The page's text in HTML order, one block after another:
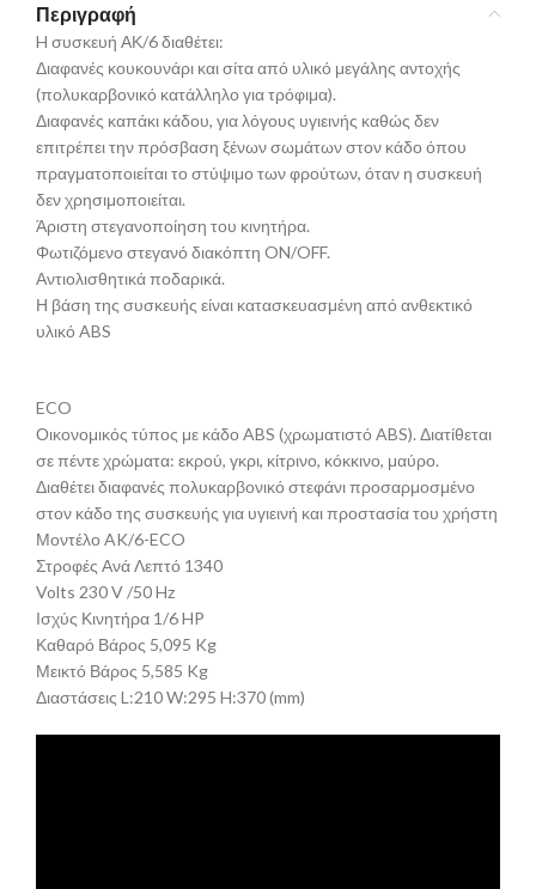
Περιγραφή
H συσκευή ΑΚ/6 διαθέτει:
Διαφανές κουκουνάρι και σίτα από υλικό μεγάλης αντοχής
(πολυκαρβονικό κατάλληλο για τρόφιμα).
Διαφανές καπάκι κάδου, για λόγους υγιεινής καθώς δεν
επιτρέπει την πρόσβαση ξένων σωμάτων στον κάδο όπου
πραγματοποιείται το στύψιμο των φρούτων, όταν η συσκευή
δεν χρησιμοποιείται.
Άριστη στεγανοποίηση του κινητήρα.
Φωτιζόμενο στεγανό διακόπτη ON/OFF.
Αντιολισθητικά ποδαρικά.
Η βάση της συσκευής είναι κατασκευασμένη από ανθεκτικό
υλικό ABS
ECO
Οικονομικός τύπος με κάδο ABS (χρωματιστό ABS). Διατίθεται
σε πέντε χρώματα: εκρού, γκρι, κίτρινο, κόκκινο, μαύρο.
Διαθέτει διαφανές πολυκαρβονικό στεφάνι προσαρμοσμένο
στον κάδο της συσκευής για υγιεινή και προστασία του χρήστη
Μοντέλο AK/6-ECO
Στροφές Ανά Λεπτό 1340
Volts 230 V /50 Hz
Ισχύς Κινητήρα 1/6 HP
Καθαρό Βάρος 5,095 Kg
Μεικτό Βάρος 5,585 Kg
Διαστάσεις L:210 W:295 H:370 (mm)